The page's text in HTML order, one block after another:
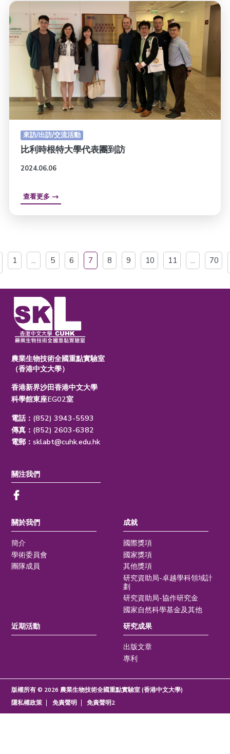
來訪/出訪/交流活動
比利時根特大學代表團到訪
2024.06.06
查看更多
1 ... 5 6 7 8 9 10 11 ... 70
農業生物技術全國重點實驗室
（香港中文大學）
香港新界沙田香港中文大學
科學館東座EG02室
電話：(852) 3943-5593
傳真：(852) 2603-6382
電郵：sklabt@cuhk.edu.hk
關於我們
簡介
學術委員會
團隊成員
成就
國際獎項
國家獎項
其他獎項
研究資助局-卓越學科領域計
劃
研究資助局-協作研究金
國家自然科學基金及其他
近期活動
研究成果
出版文章
專利
關注我們
版權所有 © 2026 農業生物技術全國重點實驗室 (香港中文大學)
隱私權政策
免責聲明 免責聲明2